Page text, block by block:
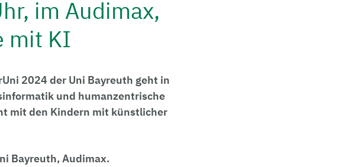
im Audimax,
mit KI
2024 der Uni Bayreuth geht in
und humanzentrische
mit den Kindern mit künstlicher
Bayreuth, Audimax.